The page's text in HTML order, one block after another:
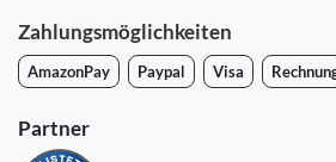
Zahlungsmöglichkeiten
AmazonPay Paypal Visa
Partner